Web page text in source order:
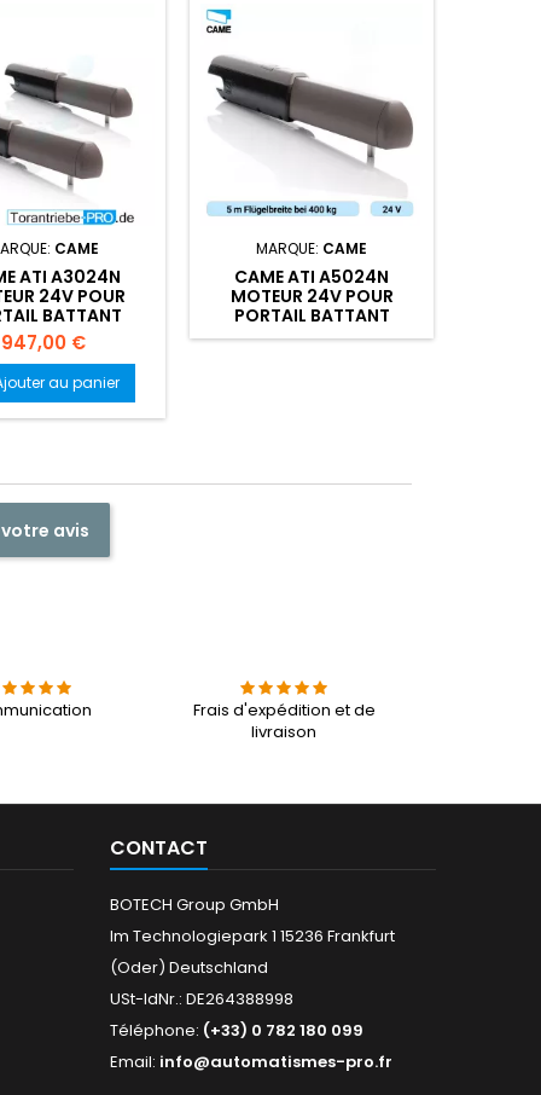
CAME
ATI A3024N
24V POUR
BATTANT
Prix
947,00 €
au panier
MARQUE: CAME
CAME ATI A5024N
MOTEUR 24V POUR
PORTAIL BATTANT
avis
Frais d'expédition et de
livraison
CONTACT
BOTECH Group GmbH
Im Technologiepark 1 15236 Frankfurt
(Oder) Deutschland
USt-IdNr.: DE264388998
Téléphone: (+33) 0 782 180 099
Email: info@automatismes-pro.fr